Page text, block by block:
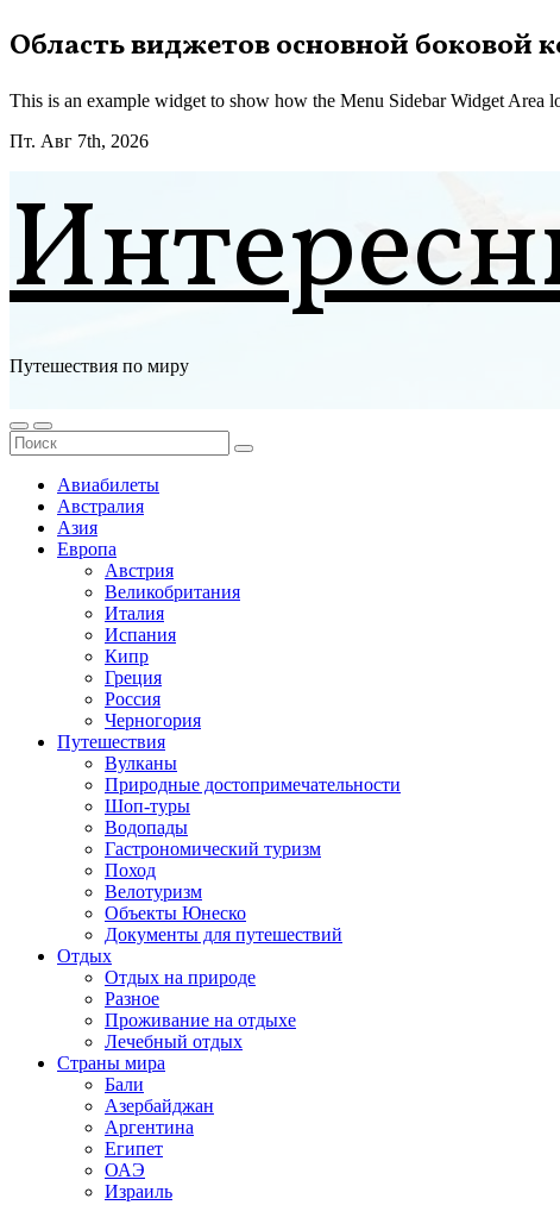
Перейти
к
Область виджетов основной боковой
This is an example widget to show how the Menu Sidebar Widget Area
Пт. Авг 7th, 2026
Путешествия по миру
Авиабилеты
Австралия
Азия
Европа
Австрия
Великобритания
Италия
Испания
Кипр
Греция
Россия
Черногория
Путешествия
Вулканы
Природные достопримечательности
Шоп-туры
Водопады
Гастрономический туризм
Поход
Велотуризм
Объекты Юнеско
Документы для путешествий
Отдых
Отдых на природе
Разное
Проживание на отдыхе
Лечебный отдых
Страны мира
Бали
Азербайджан
Аргентина
Египет
ОАЭ
Израиль